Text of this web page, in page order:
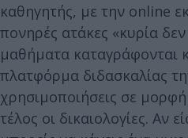
καθηγητής, με την online
πονηρές ατάκες «κυρία
μαθήματα καταγράφονται
πλατφόρμα διδασκαλίας
χρησιμοποιήσεις σε
τέλος οι δικαιολογίες. Αν